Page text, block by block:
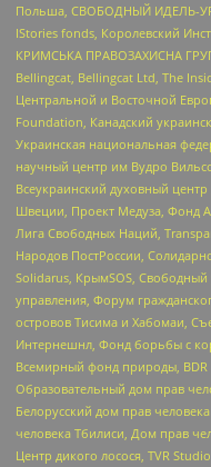
Польша, СВОБОДНЫЙ ИДЕЛЬ-
IStories fonds, Королевский
КРИМСЬКА ПРАВОЗАХИСНА
Bellingcat, Bellingcat Ltd, The
Центральной и Восточной
Foundation, Канадский
Украинская национальная
научный центр им Вудро
Всеукраинский духовный
Швеции, Проект Медуза, Фонд
Лига Свободных Наций,
Народов ПостРоссии,
Solidarus, КрымSOS, Свободный
управления, Форум
островов Тисима и Хабомаи,
Интернешнл, Фонд борьбы с
Всемирный фонд природы, BDR
Образовательный дом прав
Белорусский дом прав
человека Тбилиси, Дом прав
Центр дикого лосося, TVR